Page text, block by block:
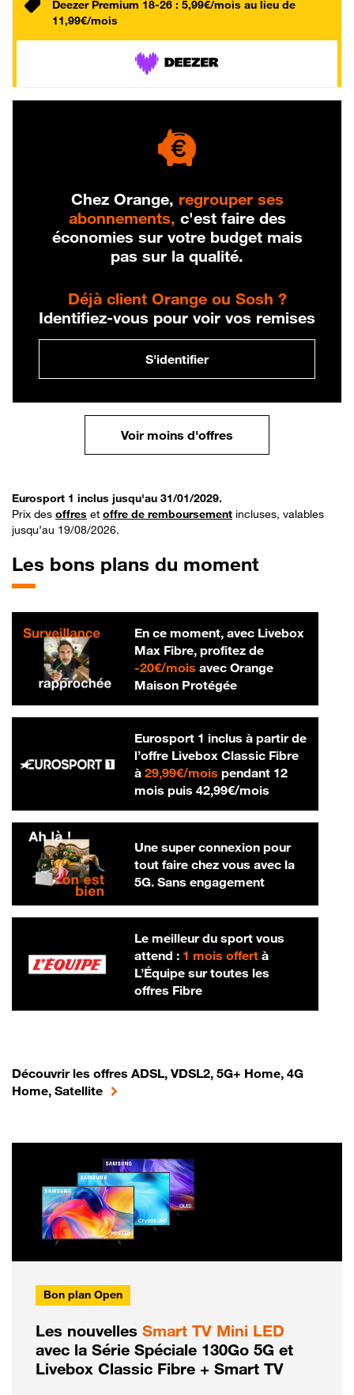
Deezer Premium 18-26 : 5,99€/mois au lieu de
11,99€/mois
Chez Orange, regrouper ses
abonnements, c'est faire des
économies sur votre budget mais
pas sur la qualité.
Déjà client Orange ou Sosh ?
Identifiez-vous pour voir vos remises
S'identifier
Voir moins d'offres
Eurosport 1 inclus jusqu'au 31/01/2029.
Prix des offres et offre de remboursement incluses, valables
jusqu’au 19/08/2026.
Les bons plans du moment
En ce moment, avec Livebox
Max Fibre, profitez de
-20€/mois20 € par mois
avec Orange
Maison Protégée
Eurosport 1 inclus à partir de
l’offre Livebox Classic Fibre
à 29,99€/mois29,99 € par mois
pendant 12
mois puis 42,99€/mois42,99 € par
Une super connexion pour
tout faire chez vous avec la
5G. Sans engagement
Le meilleur du sport vous
attend : 1 mois offertà
L’Équipe sur toutes les
offres Fibre
Découvrir les offres ADSL, VDSL2, 5G+ Home, 4G
Home, Satellite
Bon plan Open
Les nouvelles Smart TV Mini LED
avec la Série Spéciale 130Go 5G et
Livebox Classic Fibre + Smart TV